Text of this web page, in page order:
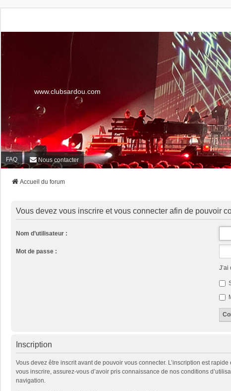
www.clubsardou.com
FAQ Nous contacter
Accueil du forum
Vous devez vous inscrire et vous connecter afin de pouvoir
Nom d’utilisateur :
Mot de passe :
Inscription
Vous devez être inscrit avant de pouvoir vous connecter. L’inscription est
vous inscrire, assurez-vous d’avoir pris connaissance de nos conditions
navigation.